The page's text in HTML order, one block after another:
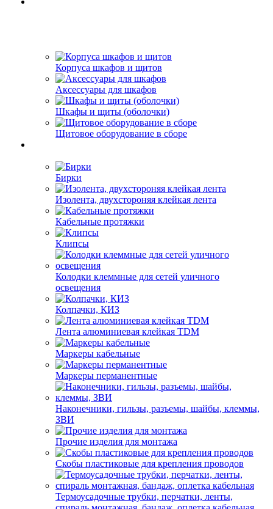
Корпуса шкафов и щитов
Аксессуары для шкафов
Шкафы и щиты (оболочки)
Щитовое оборудование в сборе
Бирки
Изолента, двухстороняя клейкая лента
Кабельные протяжки
Клипсы
Колодки клеммные для сетей уличного
освещения
Колпачки, КИЗ
Лента алюминиевая клейкая TDM
Маркеры кабельные
Маркеры перманентные
Наконечники, гильзы, разъемы, шайбы, клеммы,
ЗВИ
Прочие изделия для монтажа
Скобы пластиковые для крепления проводов
Термоусадочные трубки, перчатки, ленты,